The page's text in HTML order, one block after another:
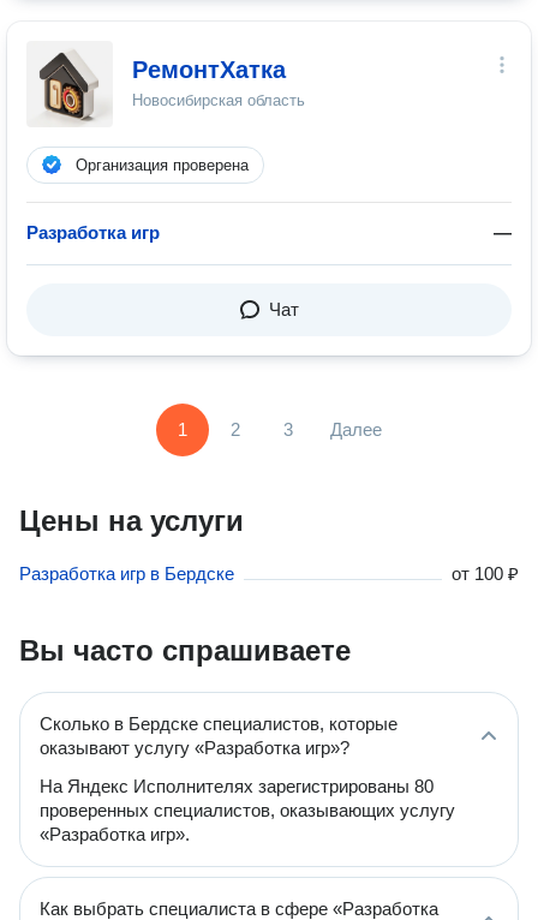
РемонтХатка
Новосибирская область
Организация проверена
Разработка игр —
Чат
1 2 3 Далее
Цены на услуги
Разработка игр в Бердске от 100 ₽
Вы часто спрашиваете
Сколько в Бердске специалистов, которые
оказывают услугу «Разработка игр»?
На Яндекс Исполнителях зарегистрированы 80
проверенных специалистов, оказывающих услугу
«Разработка игр».
Как выбрать специалиста в сфере «Разработка